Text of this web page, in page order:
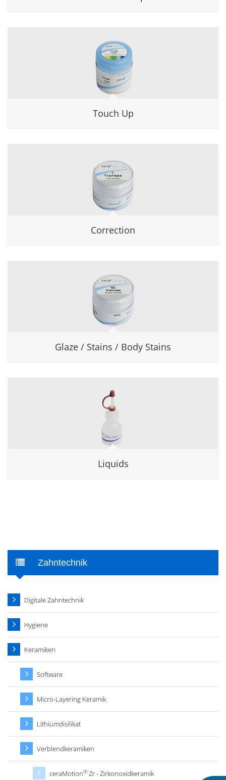
Touch Up
Correction
Glaze / Stains / Body Stains
Liquids
Zahntechnik
Digitale Zahntechnik
Hygiene
Keramiken
Software
Micro-Layering Keramik
Lithiumdisilikat
Verblendkeramiken
ceraMotion® Zr - Zirkonoxidkeramik